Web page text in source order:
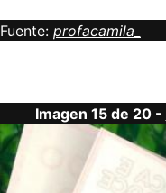
Fuente: profacamila_
Imagen 15 de 20 -